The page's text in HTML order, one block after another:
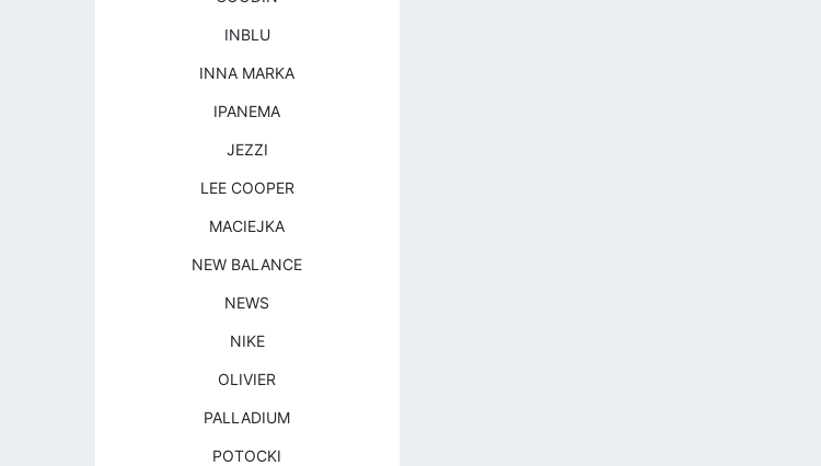
INBLU
INNA MARKA
IPANEMA
JEZZI
LEE COOPER
MACIEJKA
NEW BALANCE
NEWS
NIKE
OLIVIER
PALLADIUM
POTOCKI